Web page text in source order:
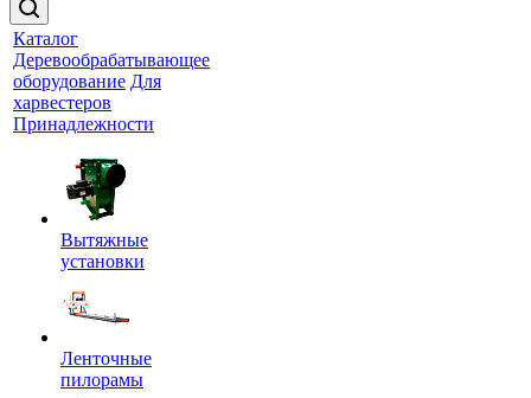
Каталог
Деревообрабатывающее
оборудование Для
харвестеров
Принадлежности
Вытяжные
установки
Ленточные
пилорамы